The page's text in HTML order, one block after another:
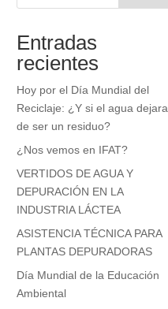
Entradas
recientes
Hoy por el Día Mundial del
Reciclaje: ¿Y si el agua dejara
de ser un residuo?
¿Nos vemos en IFAT?
VERTIDOS DE AGUA Y
DEPURACIÓN EN LA
INDUSTRIA LÁCTEA
ASISTENCIA TÉCNICA PARA
PLANTAS DEPURADORAS
Día Mundial de la Educación
Ambiental